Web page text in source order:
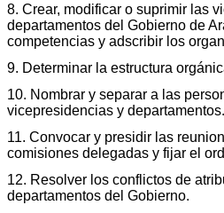
8. Crear, modificar o suprimir las
departamentos del Gobierno de
competencias y adscribir los
9. Determinar la estructura
10. Nombrar y separar a las
vicepresidencias y departamentos.
11. Convocar y presidir las
comisiones delegadas y fijar el
12. Resolver los conflictos de
departamentos del Gobierno.